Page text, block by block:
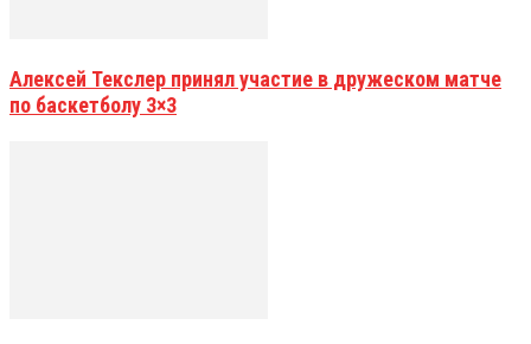
Алексей Текслер принял участие в дружеском матче
по баскетболу 3×3